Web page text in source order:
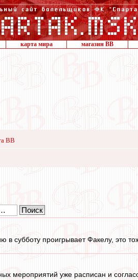
карта мира магазин ВВ
ВВ
в субботу проигрывает Факелу, это
мероприятий уже расписан и